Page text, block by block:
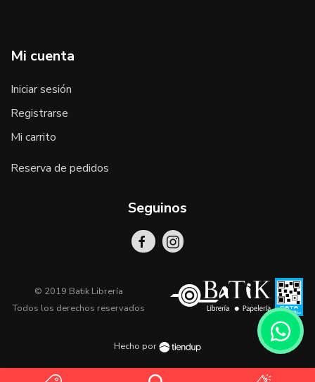
Mi cuenta
Iniciar sesión
Registrarse
Mi carrito
Reserva de pedidos
Seguinos
© 2019 Batik Librería
Todos los derechos reservados
Hecho por